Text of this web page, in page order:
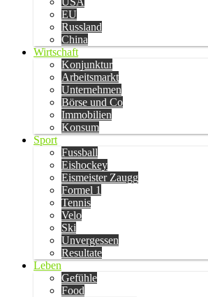
EU
Russland
China
Wirtschaft
Konjunktur
Arbeitsmarkt
Unternehmen
Börse und Co
Immobilien
Konsum
Sport
Fussball
Eishockey
Eismeister Zaugg
Formel 1
Tennis
Velo
Ski
Unvergessen
Resultate
Leben
Gefühle
Food